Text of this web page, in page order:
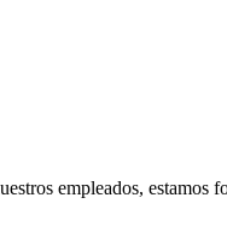
empleados, estamos